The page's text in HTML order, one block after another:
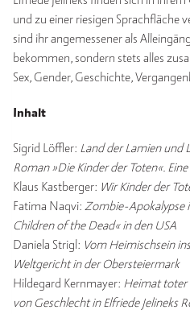
und zu einer riesigen Sprachfläche
sind ihr angemessener als
bekommen, sondern stets alles
Sex, Gender, Geschichte,
Inhalt
Sigrid Löffler: Land der Lamien und
Roman »Die Kinder der Toten«.
Klaus Kastberger: Wir Kinder der
Fatima Naqvi: Zombie-Apokalypse
Children of the Dead« in den USA
Daniela Strigl: Vom Heimischsein
Weltgericht in der Obersteiermark
Hildegard Kernmayer: Heimat toter
von Geschlecht in Elfriede Jelineks